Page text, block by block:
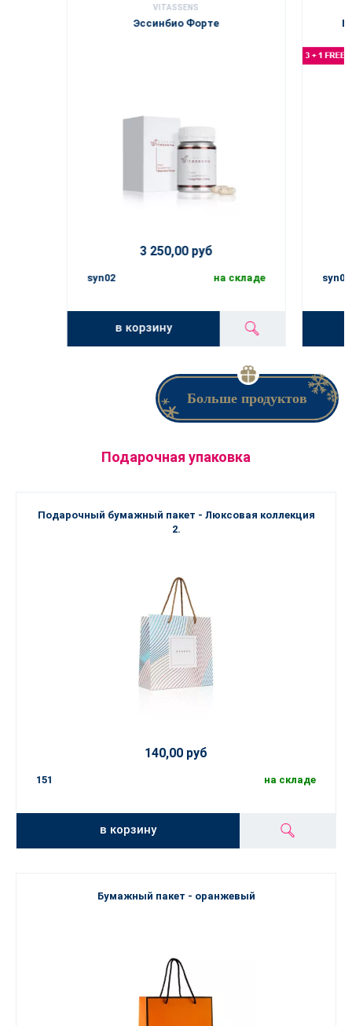
VITASSENS
Эссинбио Форте
3 250,00 руб
syn02 на складе
в корзину
syn03
Больше продуктов
Подарочная упаковка
Подарочный бумажный пакет - Люксовая коллекция
2.
140,00 руб
151 на складе
в корзину
Бумажный пакет - оранжевый